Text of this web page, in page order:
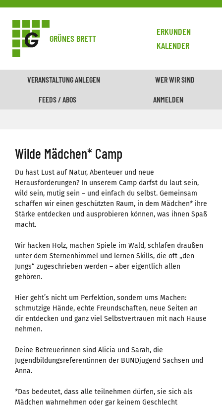
GRÜNES BRETT
ERKUNDEN
KALENDER
VERANSTALTUNG ANLEGEN WER WIR SIND
FEEDS / ABOS ANMELDEN
Wilde Mädchen* Camp
Du hast Lust auf Natur, Abenteuer und neue
Herausforderungen? In unserem Camp darfst du laut sein,
wild sein, mutig sein – und einfach du selbst. Gemeinsam
schaffen wir einen geschützten Raum, in dem Mädchen* ihre
Stärke entdecken und ausprobieren können, was ihnen Spaß
macht.
Wir hacken Holz, machen Spiele im Wald, schlafen draußen
unter dem Sternenhimmel und lernen Skills, die oft „den
Jungs“ zugeschrieben werden – aber eigentlich allen
gehören.
Hier geht’s nicht um Perfektion, sondern ums Machen:
schmutzige Hände, echte Freundschaften, neue Seiten an
dir entdecken und ganz viel Selbstvertrauen mit nach Hause
nehmen.
Deine Betreuerinnen sind Alicia und Sarah, die
Jugendbildungsreferentinnen der BUNDjugend Sachsen und
Anna.
*Das bedeutet, dass alle teilnehmen dürfen, sie sich als
Mädchen wahrnehmen oder gar keinem Geschlecht